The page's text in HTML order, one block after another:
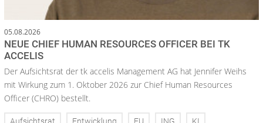
05.08.2026
NEUE CHIEF HUMAN RESOURCES OFFICER BEI TK
ACCELIS
Der Aufsichtsrat der tk accelis Management AG hat Jennifer Weihs
mit Wirkung zum 1. Oktober 2026 zur Chief Human Resources
Officer (CHRO) bestellt.